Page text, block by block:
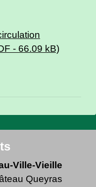
- 66.09 kB)
Ville-Vieille
Queyras